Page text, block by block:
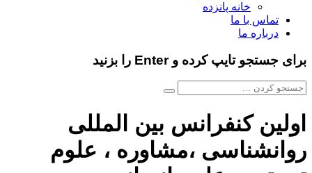
خانه پانزده
تماس با ما
درباره ما
برای جستجو تایپ کرده و Enter را بزنید
اولین کنفرانس بین المللی
روانشناسی ،مشاوره ، علوم